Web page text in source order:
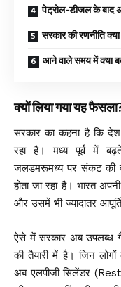
पेट्रोल-डीजल के बाद
सरकार की रणनीति
आने वाले समय में क्या
क्यों लिया गया यह
सरकार का कहना है कि देश
रहा है। मध्य पूर्व में
जलडमरूमध्य पर संकट की
होता जा रहा है। भारत
और उसमें भी ज्यादातर
ऐसे में सरकार अब उपलब्ध
की तैयारी में है। जिन
अब एलपीजी सिलेंडर